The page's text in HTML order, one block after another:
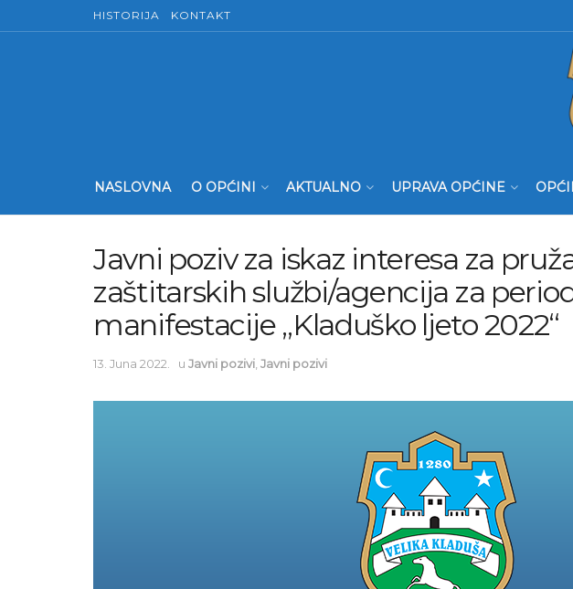
HISTORIJA KONTAKT
NASLOVNA O OPĆINI AKTUALNO UPRAVA OPĆINE
Javni poziv za iskaz interesa za
zaštitarskih službi/agencija za
manifestacije „Kladuško ljeto 2022“
13. Juna 2022. u Javni pozivi Javni pozivi